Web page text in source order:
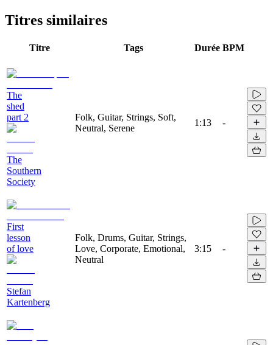
Titres similaires
Titre Tags Durée BPM
The
shed
part 2
The
Southern
Society
Folk, Guitar, Strings, Soft,
Neutral, Serene
1:13 -
First
lesson
of love
Stefan
Kartenberg
Folk, Drums, Guitar, Strings,
Love, Corporate, Emotional,
Neutral
3:15 -